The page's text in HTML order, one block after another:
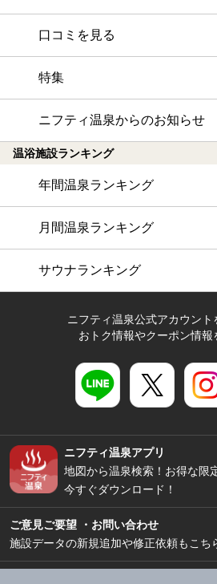
口コミを見る
特集
ニフティ温泉からのお知らせ
温浴施設ランキング
年間温泉ランキング
月間温泉ランキング
サウナランキング
ニフティ温泉公式アカウント
おトク情報やクーポン情報
ニフティ温泉アプリ
地図から温泉検索！お得な限
今すぐダウンロード！
ご意見ご要望 ・お問い合わせ
施設データの新規追加や修正依頼もこち